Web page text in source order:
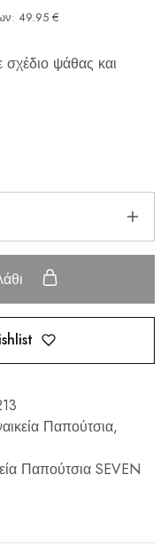
49.95 €
ψάθας και
Παπούτσια,
Παπούτσια SEVEN